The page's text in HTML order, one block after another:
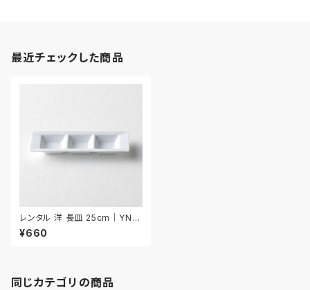
最近チェックした商品
レンタル 洋 長皿 25cm｜YNA
A010
¥660
同じカテゴリの商品